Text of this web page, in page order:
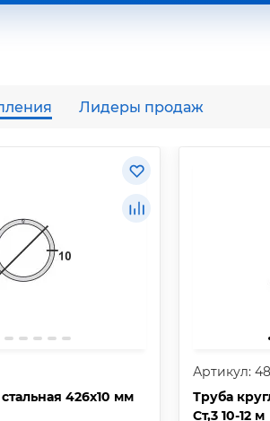
Лидеры продаж
426х10 мм
Артикул:
Труба
Ст,3 10-12 м